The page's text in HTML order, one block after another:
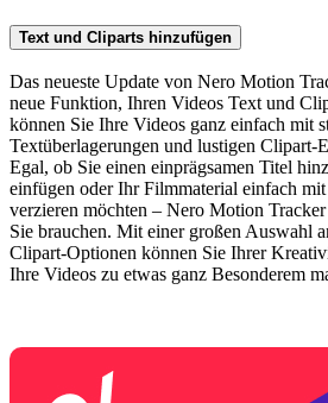
Text und Cliparts hinzufügen
Das neueste Update von Nero Motion
neue Funktion, Ihren Videos Text und
können Sie Ihre Videos ganz einfach mit
Textüberlagerungen und lustigen Clipart-
Egal, ob Sie einen einprägsamen Titel
einfügen oder Ihr Filmmaterial einfach
verzieren möchten – Nero Motion
Sie brauchen. Mit einer großen Auswahl
Clipart-Optionen können Sie Ihrer
Ihre Videos zu etwas ganz Besonderem